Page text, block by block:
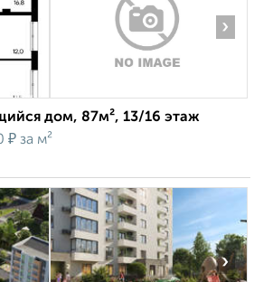
›
дом, 87м², 13/16 этаж
₽ за м²
›